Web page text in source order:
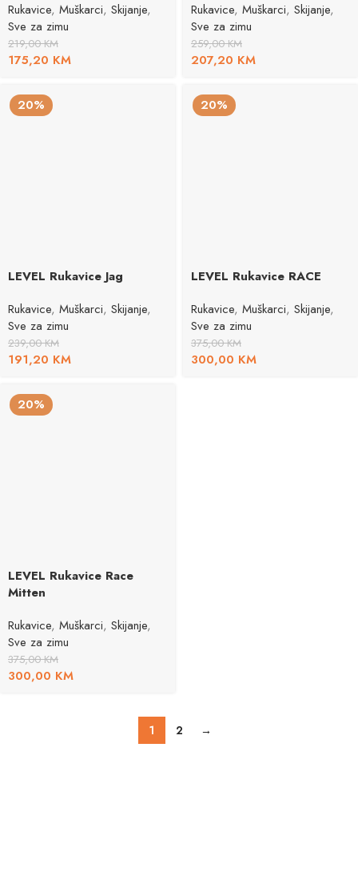
Rukavice, Muškarci, Skijanje,
Sve za zimu
219,00KM
175,20 KM
Rukavice, Muškarci, Skijanje,
Sve za zimu
259,00KM
207,20 KM
20%
LEVEL Rukavice Jag
Rukavice, Muškarci, Skijanje,
Sve za zimu
239,00KM
191,20 KM
20%
LEVEL Rukavice RACE
Rukavice, Muškarci, Skijanje,
Sve za zimu
375,00KM
300,00 KM
20%
LEVEL Rukavice Race
Mitten
Rukavice, Muškarci, Skijanje,
Sve za zimu
375,00KM
300,00 KM
1 2 →